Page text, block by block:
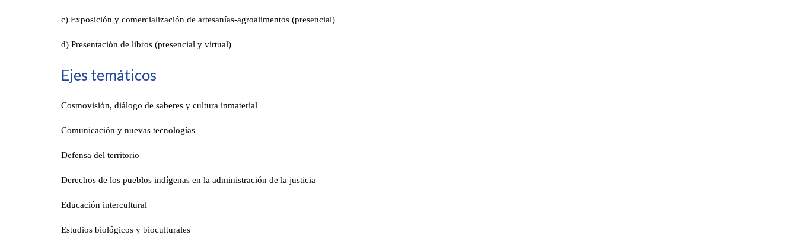
c) Exposición y comercialización de artesanías-agroalimentos (presencial)
d) Presentación de libros (presencial y virtual)
Ejes temáticos
Cosmovisión, diálogo de saberes y cultura inmaterial
Comunicación y nuevas tecnologías
Defensa del territorio
Derechos de los pueblos indígenas en la administración de la justicia
Educación intercultural
Estudios biológicos y bioculturales